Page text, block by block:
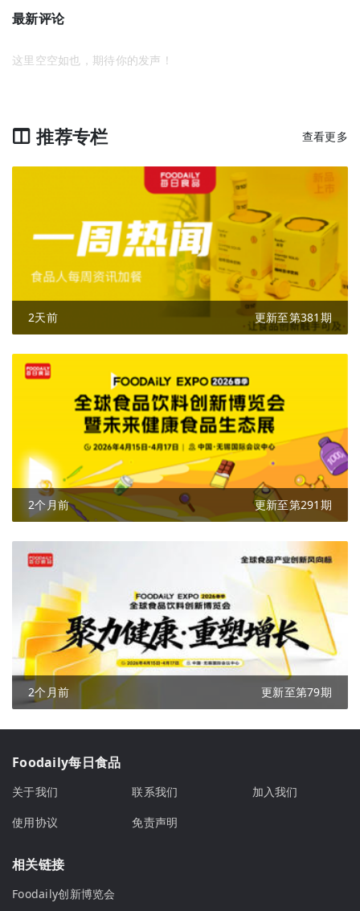
最新评论
这里空空如也，期待你的发声！
推荐专栏 查看更多
2天前 更新至第381期
2个月前 更新至第291期
2个月前 更新至第79期
Foodaily每日食品
关于我们 联系我们
加入我们
使用协议
免责声明
相关链接
Foodaily创新博览会